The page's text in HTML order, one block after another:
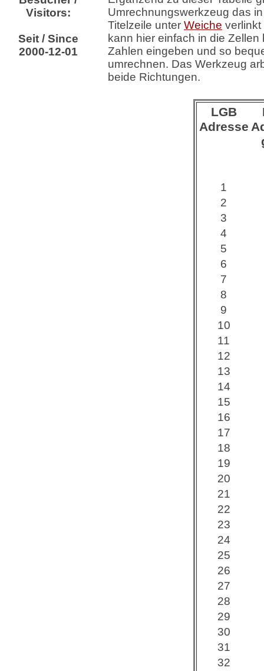
Visitors:
Seit / Since
2000-12-01
Umrechnungswerkzeug das
Titelzeile unter Weiche verlinkt
kann hier einfach in die Zellen
Zahlen eingeben und so
umrechnen. Das Werkzeug
beide Richtungen.
LGB
Adresse
1
2
3
4
5
6
7
8
9
10
11
12
13
14
15
16
17
18
19
20
21
22
23
24
25
26
27
28
29
30
31
32